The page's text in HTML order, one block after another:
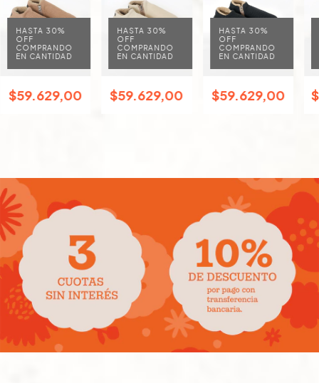
HASTA 30%
OFF
COMPRANDO
EN CANTIDAD
$59.629,00
HASTA 30%
OFF
COMPRANDO
EN CANTIDAD
$59.629,00
HASTA 30%
OFF
COMPRANDO
EN CANTIDAD
$59.629,00